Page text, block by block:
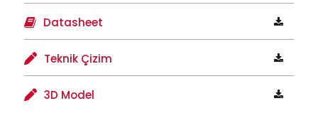
Datasheet
Teknik Çizim
3D Model